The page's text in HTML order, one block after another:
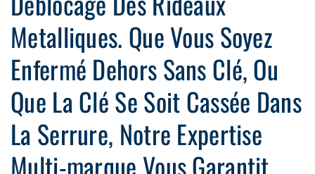
Metalliques. Que Vous Soyez
Enfermé Dehors Sans Clé, Ou
Que La Clé Se Soit Cassée Dans
La Serrure, Notre Expertise
Multi-marque Vous Garantit